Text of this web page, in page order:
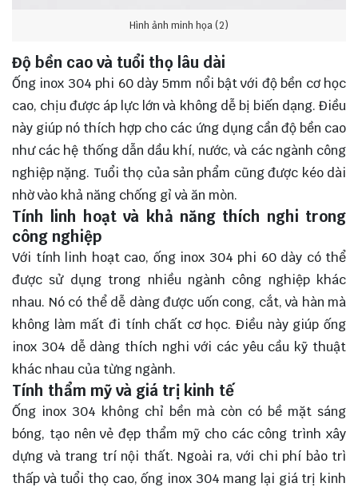
Hình ảnh minh họa (2)
Độ bền cao và tuổi thọ lâu dài
Ống inox 304 phi 60 dày 5mm nổi bật với độ bền cơ học
cao, chịu được áp lực lớn và không dễ bị biến dạng. Điều
này giúp nó thích hợp cho các ứng dụng cần độ bền cao
như các hệ thống dẫn dầu khí, nước, và các ngành công
nghiệp nặng. Tuổi thọ của sản phẩm cũng được kéo dài
nhờ vào khả năng chống gỉ và ăn mòn.
Tính linh hoạt và khả năng thích nghi trong
công nghiệp
Với tính linh hoạt cao, ống inox 304 phi 60 dày có thể
được sử dụng trong nhiều ngành công nghiệp khác
nhau. Nó có thể dễ dàng được uốn cong, cắt, và hàn mà
không làm mất đi tính chất cơ học. Điều này giúp ống
inox 304 dễ dàng thích nghi với các yêu cầu kỹ thuật
khác nhau của từng ngành.
Tính thẩm mỹ và giá trị kinh tế
Ống inox 304 không chỉ bền mà còn có bề mặt sáng
bóng, tạo nên vẻ đẹp thẩm mỹ cho các công trình xây
dựng và trang trí nội thất. Ngoài ra, với chi phí bảo trì
thấp và tuổi thọ cao, ống inox 304 mang lại giá trị kinh